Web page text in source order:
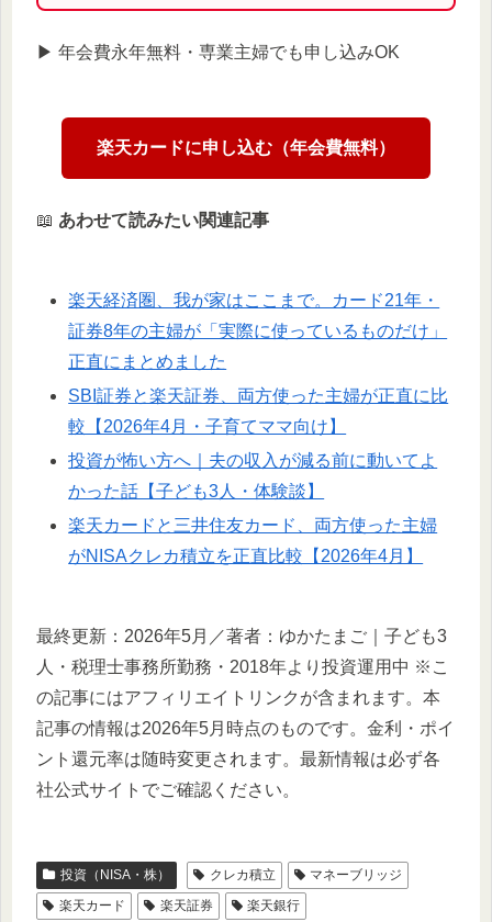
▶︎ 年会費永年無料・専業主婦でも申し込みOK
楽天カードに申し込む（年会費無料）
📖 あわせて読みたい関連記事
楽天経済圏、我が家はここまで。カード21年・
証券8年の主婦が「実際に使っているものだけ」
正直にまとめました
SBI証券と楽天証券、両方使った主婦が正直に比
較【2026年4月・子育てママ向け】
投資が怖い方へ｜夫の収入が減る前に動いてよ
かった話【子ども3人・体験談】
楽天カードと三井住友カード、両方使った主婦
がNISAクレカ積立を正直比較【2026年4月】
最終更新：2026年5月／著者：ゆかたまご｜子ども3
人・税理士事務所勤務・2018年より投資運用中 ※こ
の記事にはアフィリエイトリンクが含まれます。本
記事の情報は2026年5月時点のものです。金利・ポイ
ント還元率は随時変更されます。最新情報は必ず各
社公式サイトでご確認ください。
投資（NISA・株） クレカ積立
マネーブリッジ
楽天カード
楽天証券 楽天銀行